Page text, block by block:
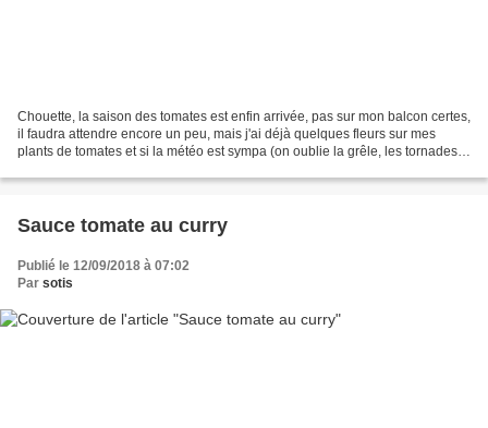
Chouette, la saison des tomates est enfin arrivée, pas sur mon balcon certes,
il faudra attendre encore un peu, mais j'ai déjà quelques fleurs sur mes
plants de tomates et si la météo est sympa (on oublie la grêle, les tornades
Sauce tomate au curry
Publié le 12/09/2018 à 07:02
Par sotis